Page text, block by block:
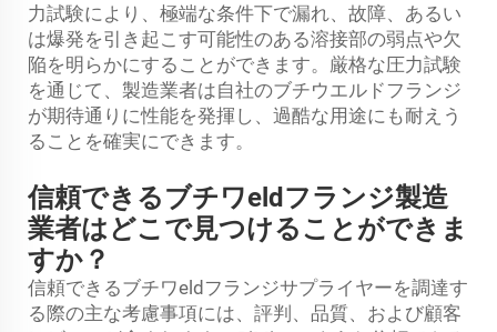
力試験により、極端な条件下で漏れ、故障、あるい
は爆発を引き起こす可能性のある溶接部の弱点や欠
陥を明らかにすることができます。厳格な圧力試験
を通じて、製造業者は自社のブチウエルドフランジ
が期待通りに性能を発揮し、過酷な用途にも耐えう
ることを確実にできます。
信頼できるブチワeldフランジ製造
業者はどこで見つけることができま
すか？
信頼できるブチワeldフランジサプライヤーを調達す
る際の主な考慮事項には、評判、品質、および顧客